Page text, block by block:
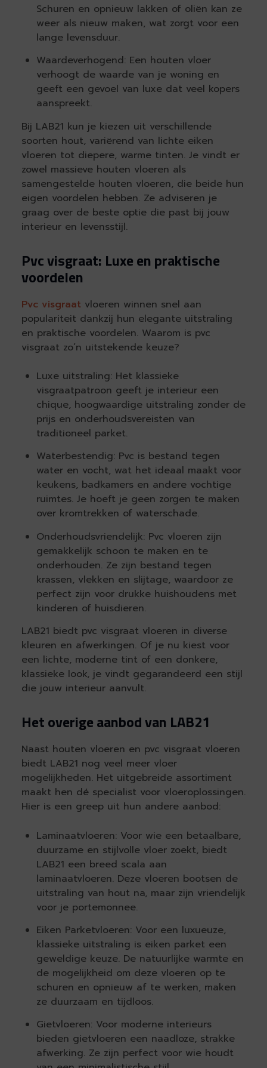
Schuren en opnieuw lakken of oliën kan ze
weer als nieuw maken, wat zorgt voor een
lange levensduur.
Waardeverhogend: Een houten vloer
verhoogt de waarde van je woning en
geeft een gevoel van luxe dat veel kopers
aanspreekt.
Bij LAB21 kun je kiezen uit verschillende
soorten hout, variërend van lichte eiken
vloeren tot diepere, warme tinten. Je vindt er
zowel massieve houten vloeren als
samengestelde houten vloeren, die beide hun
eigen voordelen hebben. Ze adviseren je
graag over de beste optie die past bij jouw
interieur en levensstijl.
Pvc visgraat: Luxe en praktische
voordelen
Pvc visgraat vloeren winnen snel aan
populariteit dankzij hun elegante uitstraling
en praktische voordelen. Waarom is pvc
visgraat zo’n uitstekende keuze?
Luxe uitstraling: Het klassieke
visgraatpatroon geeft je interieur een
chique, hoogwaardige uitstraling zonder de
prijs en onderhoudsvereisten van
traditioneel parket.
Waterbestendig: Pvc is bestand tegen
water en vocht, wat het ideaal maakt voor
keukens, badkamers en andere vochtige
ruimtes. Je hoeft je geen zorgen te maken
over kromtrekken of waterschade.
Onderhoudsvriendelijk: Pvc vloeren zijn
gemakkelijk schoon te maken en te
onderhouden. Ze zijn bestand tegen
krassen, vlekken en slijtage, waardoor ze
perfect zijn voor drukke huishoudens met
kinderen of huisdieren.
LAB21 biedt pvc visgraat vloeren in diverse
kleuren en afwerkingen. Of je nu kiest voor
een lichte, moderne tint of een donkere,
klassieke look, je vindt gegarandeerd een stijl
die jouw interieur aanvult.
Het overige aanbod van LAB21
Naast houten vloeren en pvc visgraat vloeren
biedt LAB21 nog veel meer vloer
mogelijkheden. Het uitgebreide assortiment
maakt hen dé specialist voor vloeroplossingen.
Hier is een greep uit hun andere aanbod:
Laminaatvloeren: Voor wie een betaalbare,
duurzame en stijlvolle vloer zoekt, biedt
LAB21 een breed scala aan
laminaatvloeren. Deze vloeren bootsen de
uitstraling van hout na, maar zijn vriendelijk
voor je portemonnee.
Eiken Parketvloeren: Voor een luxueuze,
klassieke uitstraling is eiken parket een
geweldige keuze. De natuurlijke warmte en
de mogelijkheid om deze vloeren op te
schuren en opnieuw af te werken, maken
ze duurzaam en tijdloos.
Gietvloeren: Voor moderne interieurs
bieden gietvloeren een naadloze, strakke
afwerking. Ze zijn perfect voor wie houdt